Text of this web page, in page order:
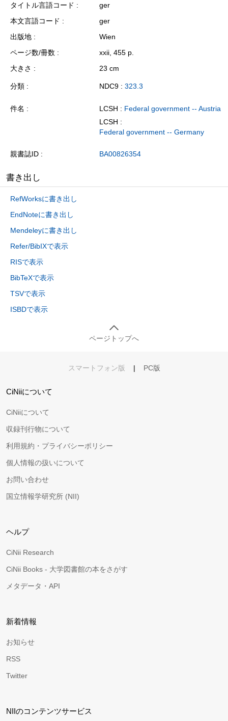
タイトル言語コード
ger
本文言語コード
ger
出版地
Wien
ページ数/冊数
xxii, 455 p.
大きさ
23 cm
分類 NDC9 : 323.3
件名 LCSH : Federal government -- Austria
LCSH :
Federal government -- Germany
親書誌ID BA00826354
書き出し
RefWorksに書き出し
EndNoteに書き出し
Mendeleyに書き出し
Refer/BibIXで表示
RISで表示
BibTeXで表示
TSVで表示
ISBDで表示
ページトップへ
スマートフォン版 | PC版
CiNiiについて
CiNiiについて
収録刊行物について
利用規約・プライバシーポリシー
個人情報の扱いについて
お問い合わせ
国立情報学研究所 (NII)
ヘルプ
CiNii Research
CiNii Books - 大学図書館の本をさがす
メタデータ・API
新着情報
お知らせ
RSS
Twitter
NIIのコンテンツサービス